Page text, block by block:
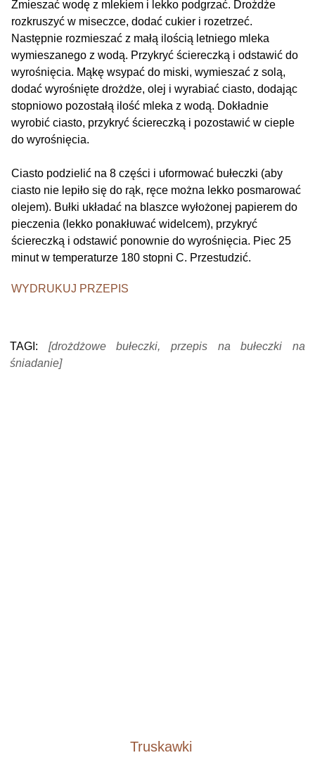
Zmieszać wodę z mlekiem i lekko podgrzać. Drożdże
rozkruszyć w miseczce, dodać cukier i rozetrzeć.
Następnie rozmieszać z małą ilością letniego mleka
wymieszanego z wodą. Przykryć ściereczką i odstawić do
wyrośnięcia. Mąkę wsypać do miski, wymieszać z solą,
dodać wyrośnięte drożdże, olej i wyrabiać ciasto, dodając
stopniowo pozostałą ilość mleka z wodą. Dokładnie
wyrobić ciasto, przykryć ściereczką i pozostawić w cieple
do wyrośnięcia.
Ciasto podzielić na 8 części i uformować bułeczki (aby
ciasto nie lepiło się do rąk, ręce można lekko posmarować
olejem). Bułki układać na blaszce wyłożonej papierem do
pieczenia (lekko ponakłuwać widelcem), przykryć
ściereczką i odstawić ponownie do wyrośnięcia. Piec 25
minut w temperaturze 180 stopni C. Przestudzić.
WYDRUKUJ PRZEPIS
TAGI: [drożdżowe bułeczki, przepis na bułeczki na
śniadanie]
Truskawki